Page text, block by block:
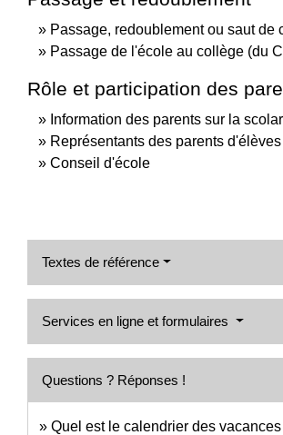
Passage, redoublement ou saut de
Passage de l'école au collège (du
Rôle et participation des
Information des parents sur la
Représentants des parents d'élèves
Conseil d'école
Textes de référence
Services en ligne et formulaires
Questions ? Réponses !
Quel est le calendrier des